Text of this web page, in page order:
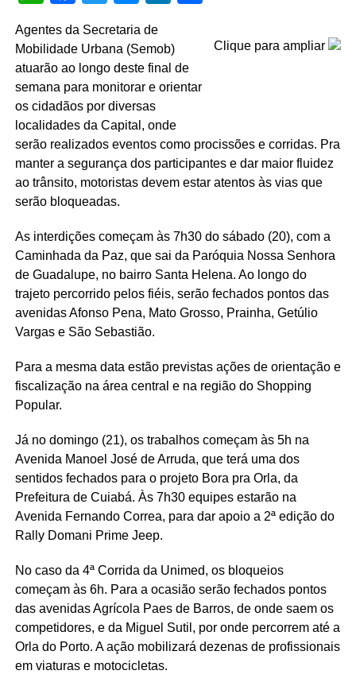
Clique para ampliar
Agentes da Secretaria de
Mobilidade Urbana (Semob)
atuarão ao longo deste final de
semana para monitorar e orientar
os cidadãos por diversas
localidades da Capital, onde
serão realizados eventos como procissões e corridas. Pra
manter a segurança dos participantes e dar maior fluidez
ao trânsito, motoristas devem estar atentos às vias que
serão bloqueadas.
As interdições começam às 7h30 do sábado (20), com a
Caminhada da Paz, que sai da Paróquia Nossa Senhora
de Guadalupe, no bairro Santa Helena. Ao longo do
trajeto percorrido pelos fiéis, serão fechados pontos das
avenidas Afonso Pena, Mato Grosso, Prainha, Getúlio
Vargas e São Sebastião.
Para a mesma data estão previstas ações de orientação e
fiscalização na área central e na região do Shopping
Popular.
Já no domingo (21), os trabalhos começam às 5h na
Avenida Manoel José de Arruda, que terá uma dos
sentidos fechados para o projeto Bora pra Orla, da
Prefeitura de Cuiabá. Às 7h30 equipes estarão na
Avenida Fernando Correa, para dar apoio a 2ª edição do
Rally Domani Prime Jeep.
No caso da 4ª Corrida da Unimed, os bloqueios
começam às 6h. Para a ocasião serão fechados pontos
das avenidas Agrícola Paes de Barros, de onde saem os
competidores, e da Miguel Sutil, por onde percorrem até a
Orla do Porto. A ação mobilizará dezenas de profissionais
em viaturas e motocicletas.